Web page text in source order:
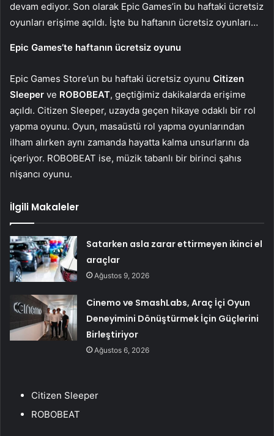
devam ediyor. Son olarak Epic Games’in bu haftaki ücretsiz
oyunları erişime açıldı. İşte bu haftanın ücretsiz oyunları…
Epic Games’te haftanın ücretsiz oyunu
Epic Games Store’un bu haftaki ücretsiz oyunu Citizen
Sleeper ve ROBOBEAT, geçtiğimiz dakikalarda erişime
açıldı. Citizen Sleeper, uzayda geçen hikaye odaklı bir rol
yapma oyunu. Oyun, masaüstü rol yapma oyunlarından
ilham alırken aynı zamanda hayatta kalma unsurlarını da
içeriyor. ROBOBEAT ise, müzik tabanlı bir birinci şahıs
nişancı oyunu.
İlgili Makaleler
Satarken asla zarar ettirmeyen ikinci el
araçlar
Ağustos 9, 2026
Cinemo ve SmashLabs, Araç İçi Oyun
Deneyimini Dönüştürmek İçin Güçlerini
Birleştiriyor
Ağustos 6, 2026
Citizen Sleeper
ROBOBEAT